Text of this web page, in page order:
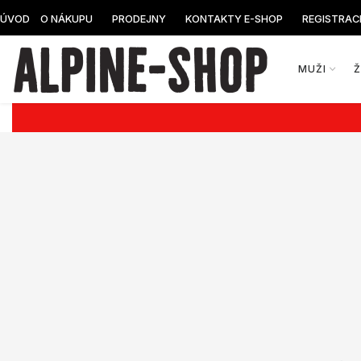
ÚVOD O NÁKUPU PRODEJNY KONTAKTY E-SHOP
MUŽI